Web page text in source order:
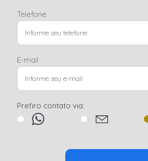
Telefone
E-mail
Prefiro contato via: